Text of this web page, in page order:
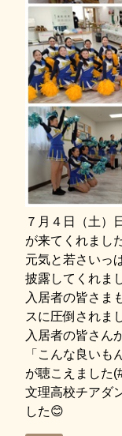
７月４日（土）
が来てくれま
元気と若さいっ
披露してくれま
入居者の皆さま
スに圧倒されま
入居者の皆さん
「こんな良い
が聴こえました
文理高校チアダ
した😊